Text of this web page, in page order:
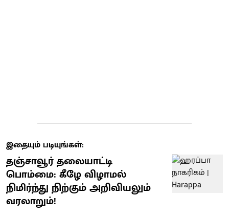
இதையும் படியுங்கள்:
தஞ்சாவூர் தலையாட்டி
பொம்மை: கீழே விழாமல்
நிமிர்ந்து நிற்கும் அறிவியலும்
வரலாறும்!